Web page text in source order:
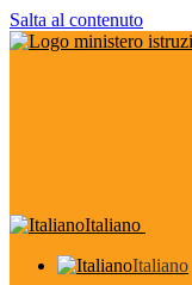
Salta al contenuto
Italiano
Italiano